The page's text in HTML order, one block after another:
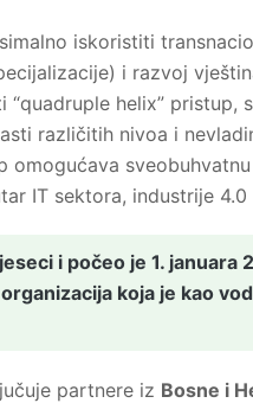
iskoristiti
i razvoj
helix” pristup,
različitih nivoa i
omogućava
IT sektora, industrije
i počeo je 1. januara
koja je kao
partnere iz Bosne i